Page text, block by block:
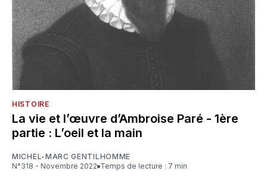
HISTOIRE
La vie et l’œuvre d’Ambroise Paré - 1ère
partie : L’oeil et la main
MICHEL-MARC GENTILHOMME
N°318 - Novembre 2022
Temps de lecture : 7 min